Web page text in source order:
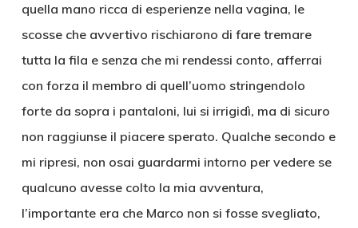
quella mano ricca di esperienze nella vagina, le
scosse che avvertivo rischiarono di fare tremare
tutta la fila e senza che mi rendessi conto, afferrai
con forza il membro di quell’uomo stringendolo
forte da sopra i pantaloni, lui si irrigidì, ma di sicuro
non raggiunse il piacere sperato. Qualche secondo e
mi ripresi, non osai guardarmi intorno per vedere se
qualcuno avesse colto la mia avventura,
l’importante era che Marco non si fosse svegliato,